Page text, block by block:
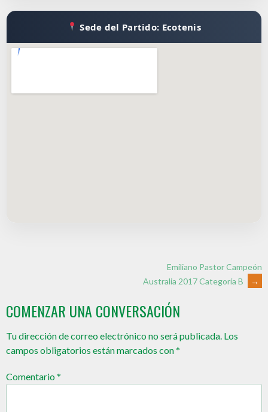
Sede del Partido: Ecotenis
Emiliano Pastor Campeón
Australia 2017 Categoría B
→
COMENZAR UNA CONVERSACIÓN
Tu dirección de correo electrónico no será publicada. Los
campos obligatorios están marcados con*
Comentario*